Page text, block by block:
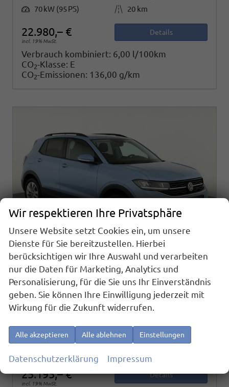
Leistung 70 kW (95 PS) Kilometerstand 20 km
22.980,– €
incl. 19% MwSt.
Details
Verbrauch kombiniert: 6,00 l/100km
CO2-Klasse: E
CO2-Emissionen: 136,00 g/km
Volkswagen T-Cross
1.0 TSI 85 kW Life DSG Life, LED, Kamera, ACC, Side, Winter, 17-Zoll, 3-J. Garantie
sofort lieferbar Fahrzeug mit Tageszulassung
Benzin
Clear Blue Metallic
Leistung85 kW (116 PS) Kilometerstand10 km
01.12.2025
25.195,– €
incl. 19% MwSt.
Details
Wir respektieren Ihre Privatsphäre
Unsere Website setzt Cookies ein, um unsere
Dienste für Sie bereitzustellen. Hierbei
berücksichtigen wir Ihre Auswahl und verarbeiten
nur die Daten für Marketing, Analytics und
Personalisierung, für die Sie uns Ihr Einverständnis
geben. Sie können Ihre Einwilligung jederzeit mit
Wirkung für die Zukunft widerrufen.
Alle akzeptieren Alle ablehnen Einstellungen
Datenschutzerklärung Impressum